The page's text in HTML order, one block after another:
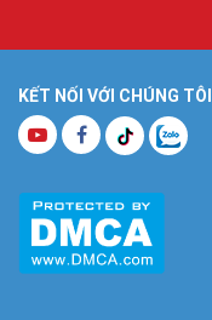
KẾT NỐI VỚI CHÚNG TÔI